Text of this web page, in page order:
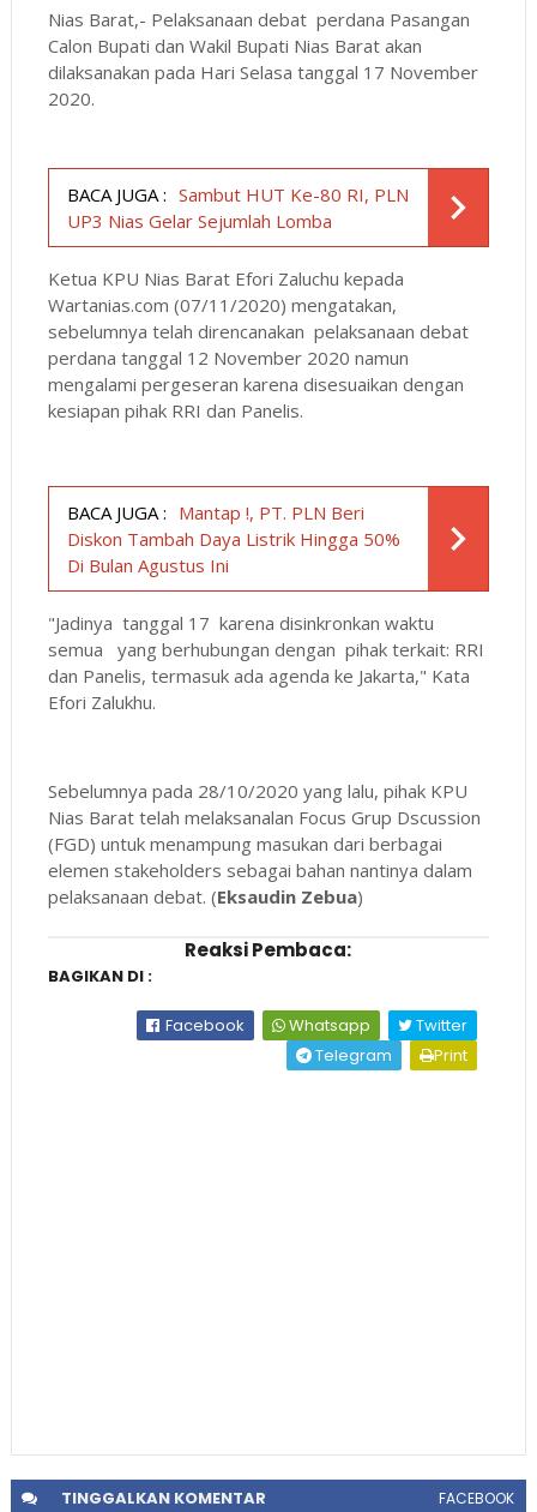
Nias Barat,- Pelaksanaan debat perdana Pasangan
Calon Bupati dan Wakil Bupati Nias Barat akan
dilaksanakan pada Hari Selasa tanggal 17 November
2020.
BACA JUGA : Sambut HUT Ke-80 RI, PLN
UP3 Nias Gelar Sejumlah Lomba
Ketua KPU Nias Barat Efori Zaluchu kepada
Wartanias.com (07/11/2020) mengatakan,
sebelumnya telah direncanakan pelaksanaan debat
perdana tanggal 12 November 2020 namun
mengalami pergeseran karena disesuaikan dengan
kesiapan pihak RRI dan Panelis.
BACA JUGA : Mantap !, PT. PLN Beri
Diskon Tambah Daya Listrik Hingga 50%
Di Bulan Agustus Ini
"Jadinya tanggal 17 karena disinkronkan waktu
semua yang berhubungan dengan pihak terkait: RRI
dan Panelis, termasuk ada agenda ke Jakarta," Kata
Efori Zalukhu.
Sebelumnya pada 28/10/2020 yang lalu, pihak KPU
Nias Barat telah melaksanalan Focus Grup Dscussion
(FGD) untuk menampung masukan dari berbagai
elemen stakeholders sebagai bahan nantinya dalam
pelaksanaan debat. (Eksaudin Zebua)
Reaksi Pembaca:
BAGIKAN DI :
Facebook Whatsapp
Twitter
Telegram
Print
TINGGALKANKOMENTAR FACEBOOK